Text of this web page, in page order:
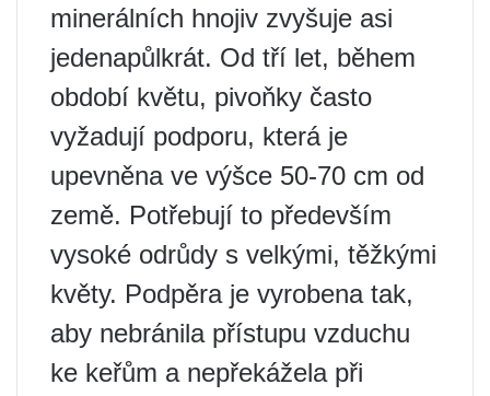
minerálních hnojiv zvyšuje asi
jedenapůlkrát. Od tří let, během
období květu, pivoňky často
vyžadují podporu, která je
upevněna ve výšce 50-70 cm od
země. Potřebují to především
vysoké odrůdy s velkými, těžkými
květy. Podpěra je vyrobena tak,
aby nebránila přístupu vzduchu
ke keřům a nepřekážela při